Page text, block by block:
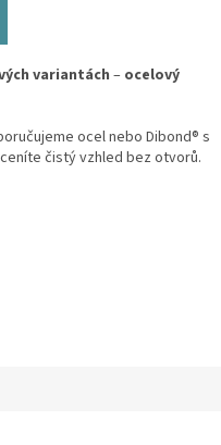
variantách – ocelový
ocel nebo Dibond® s
čistý vzhled bez otvorů.